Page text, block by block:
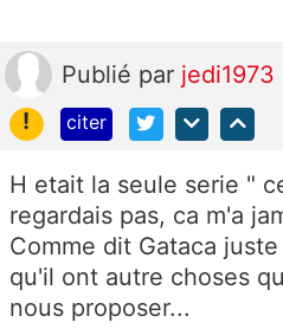
Publié par jedi1973
!
citer
H etait la seule serie "
regardais pas, ca m'a
Comme dit Gataca
qu'il ont autre choses
nous proposer...